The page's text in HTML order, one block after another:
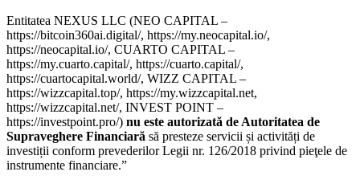
Entitatea NEXUS LLC (NEO CAPITAL –
https://bitcoin360ai.digital/, https://my.neocapital.io/,
https://neocapital.io/, CUARTO CAPITAL –
https://my.cuarto.capital/, https://cuarto.capital/,
https://cuartocapital.world/, WIZZ CAPITAL –
https://wizzcapital.top/, https://my.wizzcapital.net,
https://wizzcapital.net/, INVEST POINT –
https://investpoint.pro/) nu este autorizată de Autoritatea de
Supraveghere Financiară să presteze servicii și activități de
investiții conform prevederilor Legii nr. 126/2018 privind pieţele de
instrumente financiare.”